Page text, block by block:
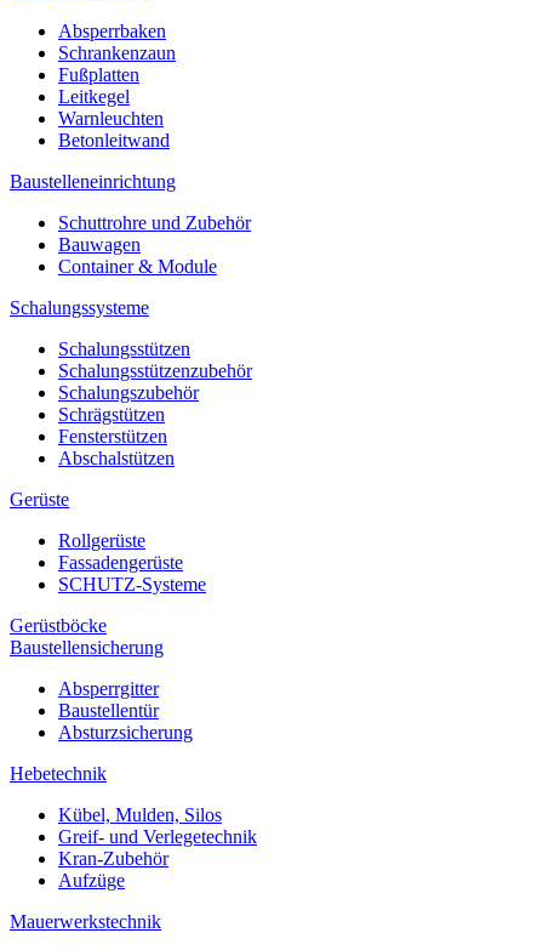
Absperrbaken
Schrankenzaun
Fußplatten
Leitkegel
Warnleuchten
Betonleitwand
Baustelleneinrichtung
Schuttrohre und Zubehör
Bauwagen
Container & Module
Schalungssysteme
Schalungsstützen
Schalungsstützenzubehör
Schalungszubehör
Schrägstützen
Fensterstützen
Abschalstützen
Gerüste
Rollgerüste
Fassadengerüste
SCHUTZ-Systeme
Gerüstböcke
Baustellensicherung
Absperrgitter
Baustellentür
Absturzsicherung
Hebetechnik
Kübel, Mulden, Silos
Greif- und Verlegetechnik
Kran-Zubehör
Aufzüge
Mauerwerkstechnik